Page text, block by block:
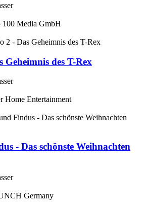
100 Media GmbH
des T-Rex
Home Entertainment
- Das schönste Weihnachten
Germany